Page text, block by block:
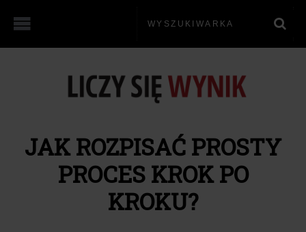
JAK ROZPISAĆ PROSTY
PROCES KROK PO
KROKU?